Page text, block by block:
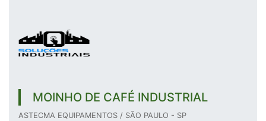
MOINHO DE CAFÉ INDUSTRIAL
ASTECMA EQUIPAMENTOS / SÃO PAULO - SP